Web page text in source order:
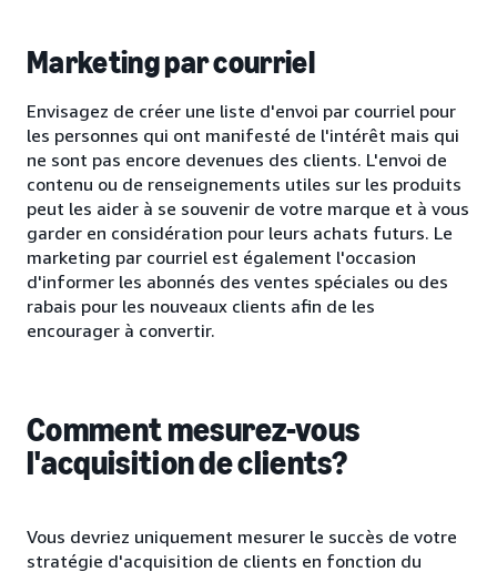
Marketing par courriel
Envisagez de créer une liste d'envoi par courriel pour
les personnes qui ont manifesté de l'intérêt mais qui
ne sont pas encore devenues des clients. L'envoi de
contenu ou de renseignements utiles sur les produits
peut les aider à se souvenir de votre marque et à vous
garder en considération pour leurs achats futurs. Le
marketing par courriel est également l'occasion
d'informer les abonnés des ventes spéciales ou des
rabais pour les nouveaux clients afin de les
encourager à convertir.
Comment mesurez-vous
l'acquisition de clients?
Vous devriez uniquement mesurer le succès de votre
stratégie d'acquisition de clients en fonction du